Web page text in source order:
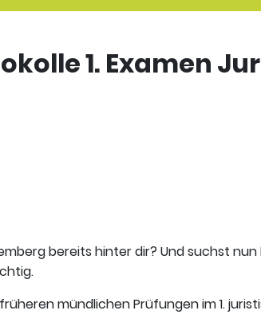
1. Examen
bereits hinter dir? Und suchst nun
mündlichen Prüfungen im 1.